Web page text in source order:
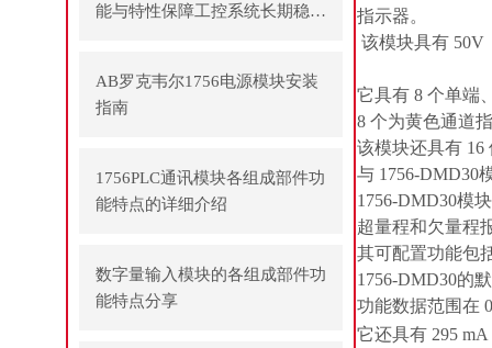
能与特性保障工控系统长期稳定
AB罗克韦尔1756电源模块安装
指南
1756PLC通讯模块各组成部件功
能特点的详细介绍
数字量输入模块的各组成部件功
能特点分享
指示器。
该模块具有 50V
它具有 8 个单端
8 个为黄色通道
该模块还具有 16
与 1756-DMD30
1756-DMD30模
超量程和欠量程
其可配置功能包
1756-DMD30的
功能数据范围在
它还具有 295